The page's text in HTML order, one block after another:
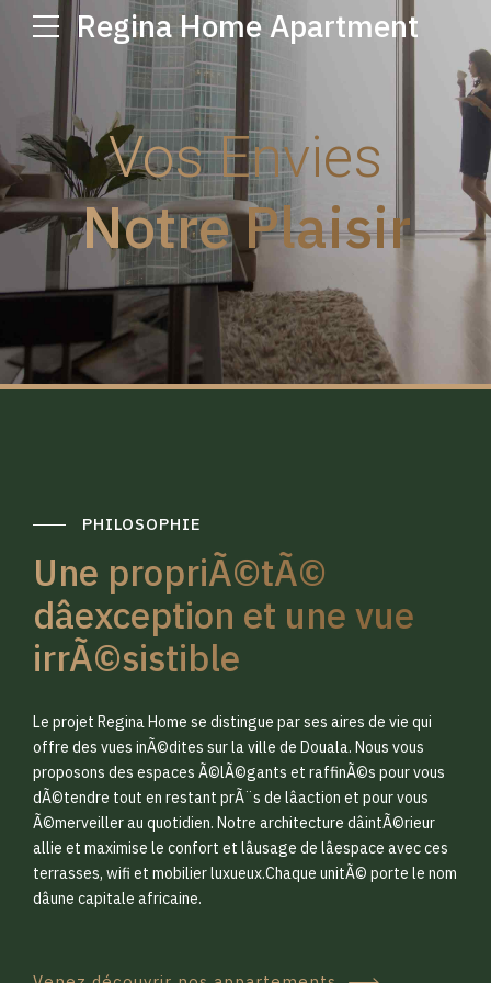
Regina Home Apartment
Vos Envies
Notre Plaisir
PHILOSOPHIE
Une propriÃ©tÃ©
dâexception et une vue
irrÃ©sistible
Le projet Regina Home se distingue par ses aires de vie qui
offre des vues inÃ©dites sur la ville de Douala. Nous vous
proposons des espaces Ã©lÃ©gants et raffinÃ©s pour vous
dÃ©tendre tout en restant prÃ¨s de lâaction et pour vous
Ã©merveiller au quotidien. Notre architecture dâintÃ©rieur
allie et maximise le confort et lâusage de lâespace avec ces
terrasses, wifi et mobilier luxueux.Chaque unitÃ© porte le nom
dâune capitale africaine.
0
1
2
3
0
1
2
3